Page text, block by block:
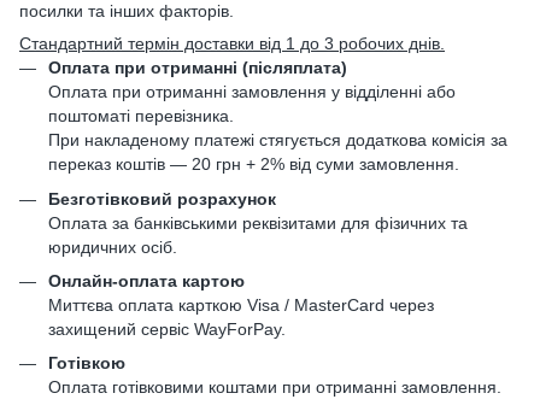
посилки та інших факторів.
Стандартний термін доставки від 1 до 3 робочих днів.
Оплата при отриманні (післяплата)
Оплата при отриманні замовлення у відділенні або
поштоматі перевізника.
При накладеному платежі стягується додаткова комісія за
переказ коштів — 20 грн + 2% від суми замовлення.
Безготівковий розрахунок
Оплата за банківськими реквізитами для фізичних та
юридичних осіб.
Онлайн-оплата картою
Миттєва оплата карткою Visa / MasterCard через
захищений сервіс WayForPay.
Готівкою
Оплата готівковими коштами при отриманні замовлення.